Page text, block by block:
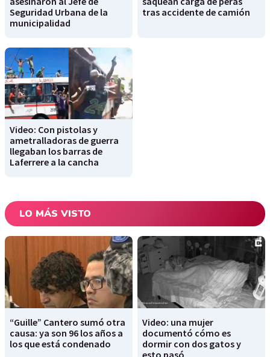
Seguridad Urbana de la
municipalidad
tras accidente de camión
Video: Con pistolas y
ametralladoras de guerra
llegaban los barras de
Laferrere a la cancha
LO MÁS VISTO
“Guille” Cantero sumó otra
causa: ya son 96 los años a
los que está condenado
Video: una mujer
documentó cómo es
dormir con dos gatos y
esto pasó